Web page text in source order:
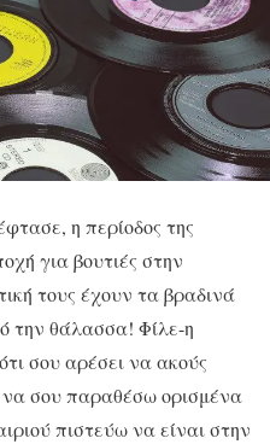
η περίοδος της
για βουτιές στην
τους έχουν τα βραδινά
την θάλασσα! Φίλε-η
σου αρέσει να ακούς
να σου παραθέσω ορισμένα
πιστεύω να είναι στην